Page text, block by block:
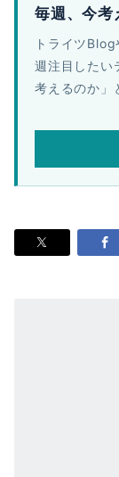
毎週、今考
トライツ
週注目したい
考えるのか」